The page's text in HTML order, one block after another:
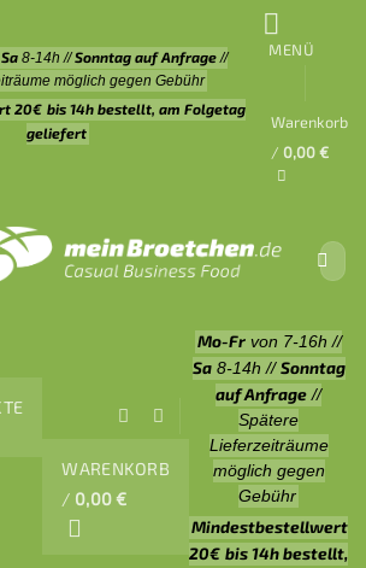
Sa8-14h //Sonntag auf Anfrage//
möglich gegen Gebühr
20€ bis 14h bestellt, am Folgetag
geliefert
MENÜ
Warenkorb
/ 0,00€
nach:
WARENKORB
/ 0,00€
Mo-Fr von 7-16h //
Sa8-14h // Sonntag
auf Anfrage //
Spätere
Lieferzeiträume
möglich gegen
Gebühr
Mindestbestellwert
20€ bis 14h bestellt,